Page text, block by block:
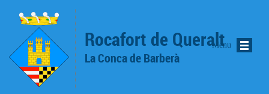
Rocafort de Queralt
La Conca de Barberà
Menu